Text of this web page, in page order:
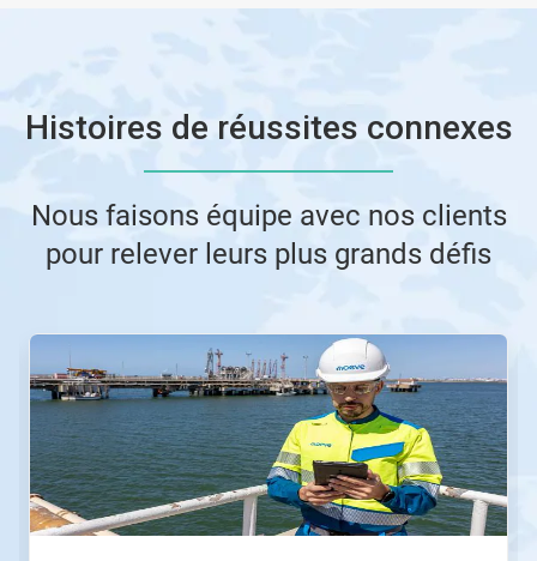
Histoires de réussites connexes
Nous faisons équipe avec nos clients
pour relever leurs plus grands défis
Ceci
un
carrousel.
Utilisez
boutons
Suivant
et
Précédent